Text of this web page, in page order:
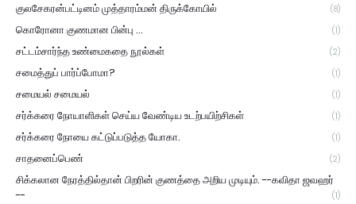
குலசேகரன்பட்டினம் முத்தாரம்மன் திருக்கோயில் (8)
கொரோனா குணமான பின்பு ... (1)
சட்டம்சார்ந்த உண்மைகதை நூல்கள் (2)
சமைத்துப் பார்ப்போமா? (1)
சமையல் சமையல் (1)
சர்க்கரை நோயாளிகள் செய்ய வேண்டிய உடற்பயிற்சிகள் (1)
சர்க்கரை நோயை கட்டுப்படுத்த யோகா. (1)
சாதனைப்பெண் (2)
சிக்கலான நேரத்தில்தான் பிறரின் குணத்தை அறிய முடியும். --கவிதா ஜவஹர்
--
(1)